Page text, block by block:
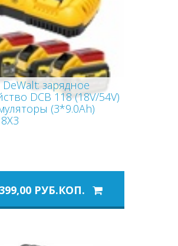
зарядное
DCB 118 (18V/54V)
(3*9.0Аh)
РУБ.КОП.